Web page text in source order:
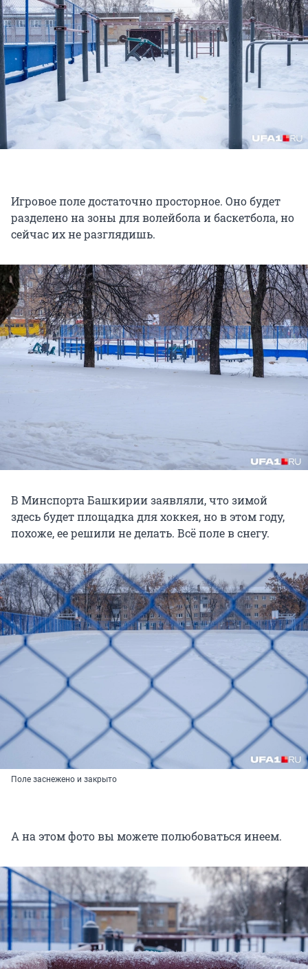
Игровое поле достаточно просторное. Оно будет
разделено на зоны для волейбола и баскетбола, но
сейчас их не разглядишь.
В Минспорта Башкирии заявляли, что зимой
здесь будет площадка для хоккея, но в этом году,
похоже, ее решили не делать. Всё поле в снегу.
Поле заснежено и закрыто
А на этом фото вы можете полюбоваться инеем.